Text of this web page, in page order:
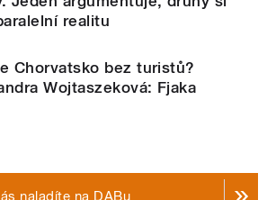
realitu
Chorvatsko bez turistů?
Wojtaszeková: Fjaka
naladíte na DABu